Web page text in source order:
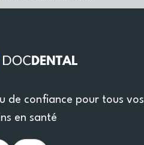
de confiance pour tous vos
en santé